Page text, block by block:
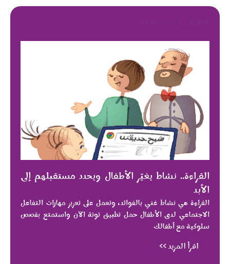
القراءة.. نشاط يغيّر الأطفال ويحدد مستقبلهم إلى
الأبد
القراءة هي نشاط غني بالفوائد، وتعمل على تعزيز مهارات التفاعل
الاجتماعي لدى الأطفال حمل تطبيق توتة الآن واستمتع بقصص
سلوكية مع أطفالك
اقرأ المزيد >>